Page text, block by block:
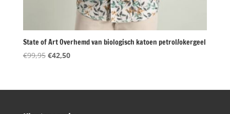
State of Art Overhemd van biologisch katoen petrol/okergeel
€99,95 Oorspronkelijke
€99,95.
€42,50Huidige
€42,50.